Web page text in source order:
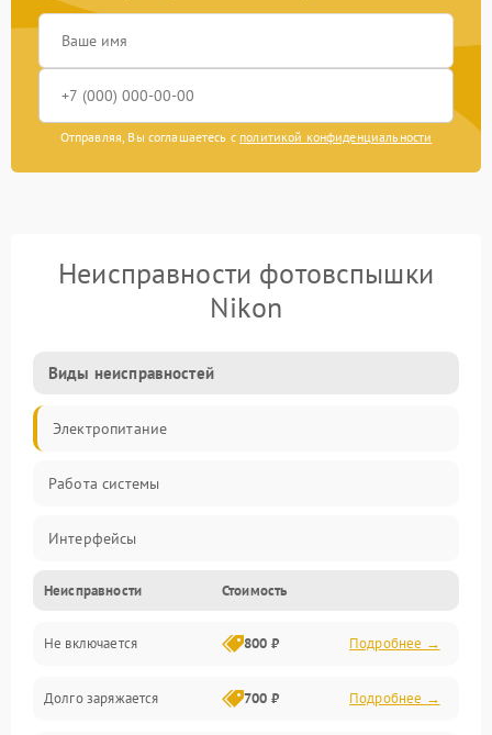
Отправляя, Вы соглашаетесь с политикой конфиденциальности
Неисправности фотовспышки
Nikon
Виды неисправностей
Электропитание
Работа системы
Интерфейсы
Электронные компоненты
Корпус/Герметичность
Неисправности Стоимость
Не включается 800 ₽ Подробнее →
Долго заряжается 700 ₽ Подробнее →